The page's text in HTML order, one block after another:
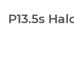
P13.5s